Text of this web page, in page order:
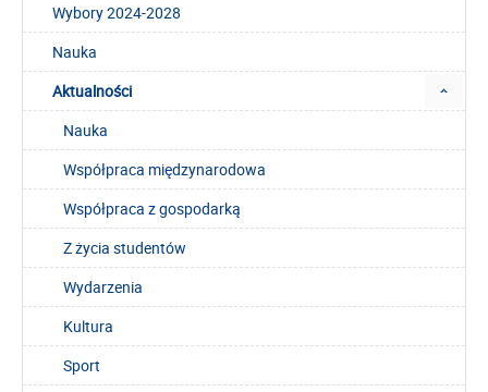
Wybory 2024-2028
Nauka
Aktualności
Nauka
Współpraca międzynarodowa
Współpraca z gospodarką
Z życia studentów
Wydarzenia
Kultura
Sport